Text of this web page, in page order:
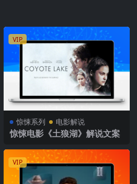
VIP
惊悚系列 电影解说
惊悚电影《土狼湖》解说文案
VIP